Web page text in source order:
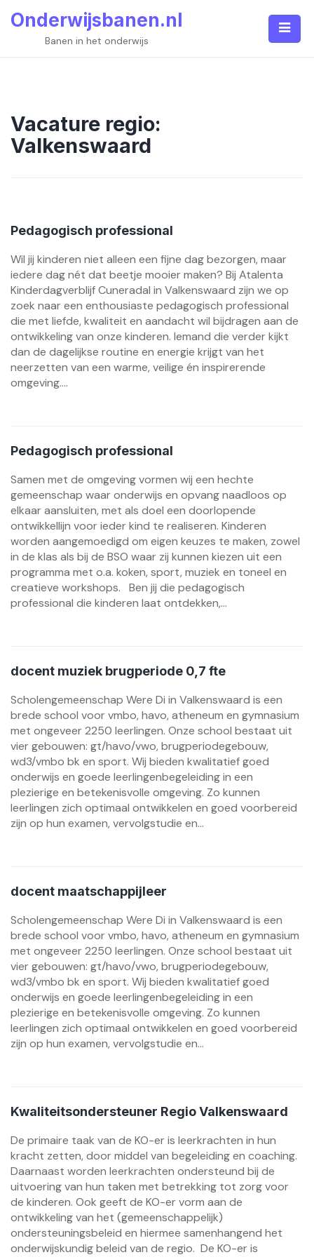
Onderwijsbanen.nl
Banen in het onderwijs
Vacature regio:
Valkenswaard
Pedagogisch professional
Wil jij kinderen niet alleen een fijne dag bezorgen, maar
iedere dag nét dat beetje mooier maken? Bij Atalenta
Kinderdagverblijf Cuneradal in Valkenswaard zijn we op
zoek naar een enthousiaste pedagogisch professional
die met liefde, kwaliteit en aandacht wil bijdragen aan de
ontwikkeling van onze kinderen. Iemand die verder kijkt
dan de dagelijkse routine en energie krijgt van het
neerzetten van een warme, veilige én inspirerende
omgeving....
Pedagogisch professional
Samen met de omgeving vormen wij een hechte
gemeenschap waar onderwijs en opvang naadloos op
elkaar aansluiten, met als doel een doorlopende
ontwikkellijn voor ieder kind te realiseren. Kinderen
worden aangemoedigd om eigen keuzes te maken, zowel
in de klas als bij de BSO waar zij kunnen kiezen uit een
programma met o.a. koken, sport, muziek en toneel en
creatieve workshops. Ben jij die pedagogisch
professional die kinderen laat ontdekken,...
docent muziek brugperiode 0,7 fte
Scholengemeenschap Were Di in Valkenswaard is een
brede school voor vmbo, havo, atheneum en gymnasium
met ongeveer 2250 leerlingen. Onze school bestaat uit
vier gebouwen: gt/havo/vwo, brugperiodegebouw,
wd3/vmbo bk en sport. Wij bieden kwalitatief goed
onderwijs en goede leerlingenbegeleiding in een
plezierige en betekenisvolle omgeving. Zo kunnen
leerlingen zich optimaal ontwikkelen en goed voorbereid
zijn op hun examen, vervolgstudie en...
docent maatschappijleer
Scholengemeenschap Were Di in Valkenswaard is een
brede school voor vmbo, havo, atheneum en gymnasium
met ongeveer 2250 leerlingen. Onze school bestaat uit
vier gebouwen: gt/havo/vwo, brugperiodegebouw,
wd3/vmbo bk en sport. Wij bieden kwalitatief goed
onderwijs en goede leerlingenbegeleiding in een
plezierige en betekenisvolle omgeving. Zo kunnen
leerlingen zich optimaal ontwikkelen en goed voorbereid
zijn op hun examen, vervolgstudie en...
Kwaliteitsondersteuner Regio Valkenswaard
De primaire taak van de KO-er is leerkrachten in hun
kracht zetten, door middel van begeleiding en coaching.
Daarnaast worden leerkrachten ondersteund bij de
uitvoering van hun taken met betrekking tot zorg voor
de kinderen. Ook geeft de KO-er vorm aan de
ontwikkeling van het (gemeenschappelijk)
ondersteuningsbeleid en hiermee samenhangend het
onderwijskundig beleid van de regio. De KO-er is